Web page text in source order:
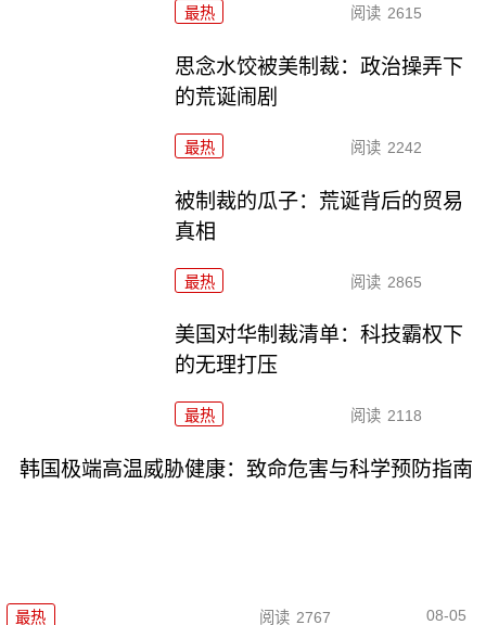
最热 阅读 2615
思念水饺被美制裁：政治操弄下
的荒诞闹剧
最热 阅读 2242
被制裁的瓜子：荒诞背后的贸易
真相
最热 阅读 2865
美国对华制裁清单：科技霸权下
的无理打压
最热 阅读 2118
韩国极端高温威胁健康：致命危害与科学预防指南
最热 阅读 2767 08-05